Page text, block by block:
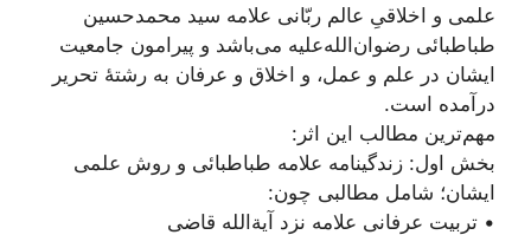
علمی و اخلاقیِ عالم ربّانی علامه سید محمدحسین
طباطبائی رضوان‌الله‌علیه می‌باشد و پیرامون جامعیت
ایشان در علم و عمل، و اخلاق و عرفان به رشتۀ تحریر
درآمده است.
مهم‌ترین مطالب این اثر:
بخش اول: زندگینامه علامه طباطبائی و روش علمی
ایشان؛ شامل مطالبی چون:
• تربیت عرفانی علامه نزد آیة‌الله قاضی